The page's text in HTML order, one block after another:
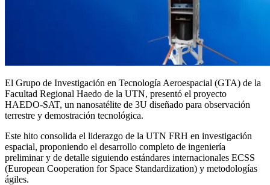
El Grupo de Investigación en Tecnología Aeroespacial (GTA) de la
Facultad Regional Haedo de la UTN, presentó el proyecto
HAEDO-SAT, un nanosatélite de 3U diseñado para observación
terrestre y demostración tecnológica.
Este hito consolida el liderazgo de la UTN FRH en investigación
espacial, proponiendo el desarrollo completo de ingeniería
preliminar y de detalle siguiendo estándares internacionales ECSS
(European Cooperation for Space Standardization) y metodologías
ágiles.